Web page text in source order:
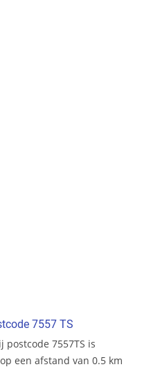
7557 TS
7557TS is
een afstand van 0.5 km